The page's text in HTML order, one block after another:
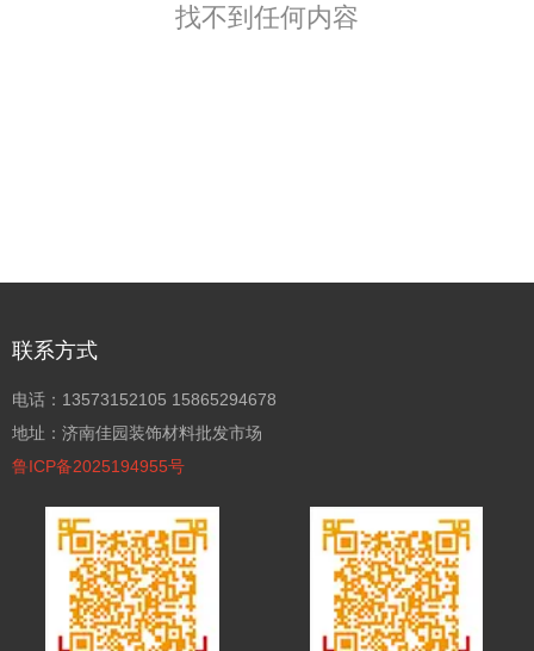
找不到任何内容
联系方式
电话：13573152105 15865294678
地址：济南佳园装饰材料批发市场
鲁ICP备2025194955号